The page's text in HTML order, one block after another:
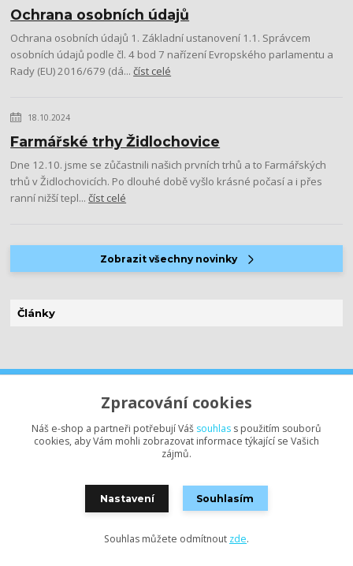
Ochrana osobních údajů
Ochrana osobních údajů 1. Základní ustanovení 1.1. Správcem
osobních údajů podle čl. 4 bod 7 nařízení Evropského parlamentu a
Rady (EU) 2016/679 (dá...číst celé
18.10.2024
Farmářské trhy Židlochovice
Dne 12.10. jsme se zůčastnili našich prvních trhů a to Farmářských
trhů v Židlochovicích. Po dlouhé době vyšlo krásné počasí a i přes
ranní nižší tepl...číst celé
Zobrazit všechny novinky
Články
Nepropásněte novinky, akce
a slevy!
Můžete se kdykoli odhlásit. Zasíláme jednou za 14 dní.
zpracováním osobních údajů za účelem rozesílky
Zpracování cookies
Náš e-shop a partneři potřebují Váš souhlas s použitím souborů
cookies, aby Vám mohli zobrazovat informace týkající se Vašich
zájmů.
Nastavení Souhlasím
Souhlas můžete odmítnout zde.